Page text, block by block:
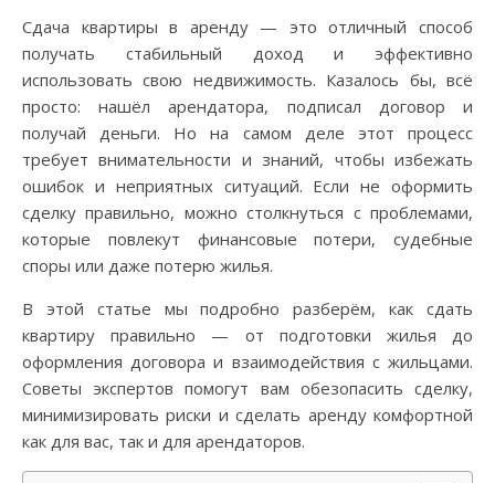
Сдача квартиры в аренду — это отличный способ
получать стабильный доход и эффективно
использовать свою недвижимость. Казалось бы, всё
просто: нашёл арендатора, подписал договор и
получай деньги. Но на самом деле этот процесс
требует внимательности и знаний, чтобы избежать
ошибок и неприятных ситуаций. Если не оформить
сделку правильно, можно столкнуться с проблемами,
которые повлекут финансовые потери, судебные
споры или даже потерю жилья.
В этой статье мы подробно разберём, как сдать
квартиру правильно — от подготовки жилья до
оформления договора и взаимодействия с жильцами.
Советы экспертов помогут вам обезопасить сделку,
минимизировать риски и сделать аренду комфортной
как для вас, так и для арендаторов.